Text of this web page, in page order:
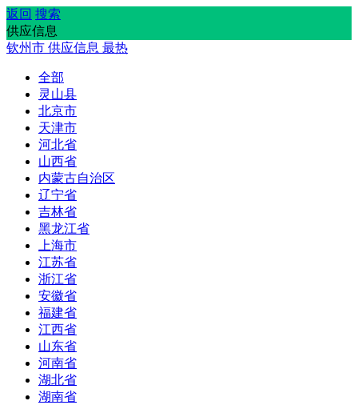
返回 搜索
供应信息
钦州市 供应信息 最热
全部
灵山县
北京市
天津市
河北省
山西省
内蒙古自治区
辽宁省
吉林省
黑龙江省
上海市
江苏省
浙江省
安徽省
福建省
江西省
山东省
河南省
湖北省
湖南省